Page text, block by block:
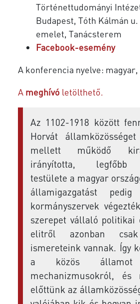
Történettudományi
Budapest, Tóth Kálmán
emelet, Tanácsterem
Facebook-esemény
A konferencia nyelve:
A meghívó letölthető.
Az 1102-1918 között
Horvát
mellett működő
irányította, legfőbb
testülete a magyar
államigazgatást
kormányszervek
szerepet vállaló politikai
elitről azonban
ismereteink vannak. Így
a közös államot
mechanizmusokról, és
előttünk az